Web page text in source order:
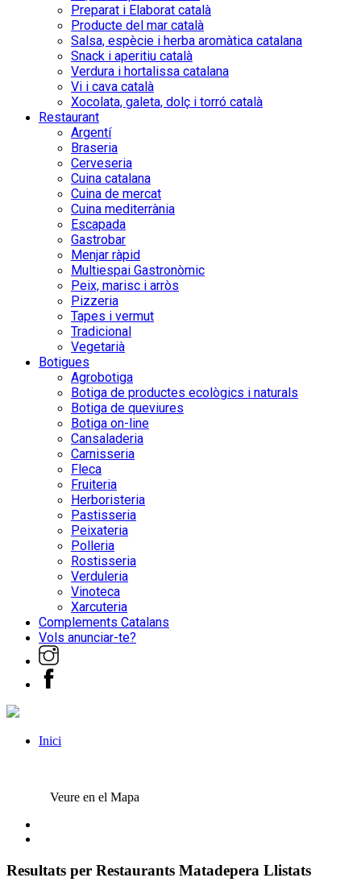
Preparat i Elaborat català
Producte del mar català
Salsa, espècie i herba aromàtica catalana
Snack i aperitiu català
Verdura i hortalissa catalana
Vi i cava català
Xocolata, galeta, dolç i torró català
Restaurant
Argentí
Braseria
Cerveseria
Cuina catalana
Cuina de mercat
Cuina mediterrània
Escapada
Gastrobar
Menjar ràpid
Multiespai Gastronòmic
Peix, marisc i arròs
Pizzeria
Tapes i vermut
Tradicional
Vegetarià
Botigues
Agrobotiga
Botiga de productes ecològics i naturals
Botiga de queviures
Botiga on-line
Cansaladeria
Carnisseria
Fleca
Fruiteria
Herboristeria
Pastisseria
Peixateria
Polleria
Rostisseria
Verduleria
Vinoteca
Xarcuteria
Complements Catalans
Vols anunciar-te?
Inici
Veure en el Mapa
Resultats per Restaurants Matadepera Llistats